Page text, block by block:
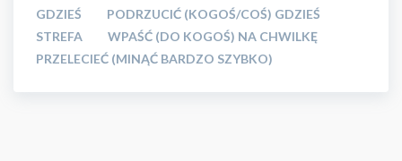
GDZIEŚ
PODRZUCIĆ (KOGOŚ/COŚ) GDZIEŚ
STREFA
WPAŚĆ (DO KOGOŚ) NA CHWILKĘ
PRZELECIEĆ (MINĄĆ BARDZO SZYBKO)